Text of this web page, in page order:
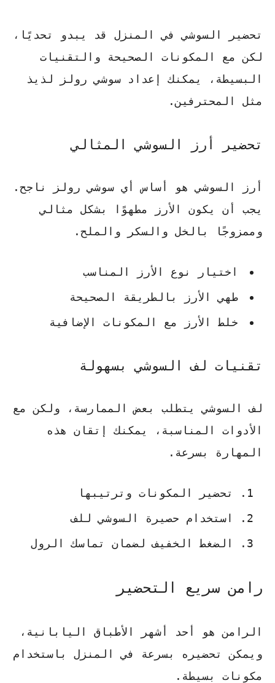
تحضير السوشي في المنزل قد يبدو تحديًا،
لكن مع المكونات الصحيحة والتقنيات
البسيطة، يمكنك إعداد سوشي رولز لذيذ
مثل المحترفين.
تحضير أرز السوشي المثالي
أرز السوشي هو أساس أي سوشي رولز ناجح.
يجب أن يكون الأرز مطهوًا بشكل مثالي
وممزوجًا بالخل والسكر والملح.
اختيار نوع الأرز المناسب
طهي الأرز بالطريقة الصحيحة
خلط الأرز مع المكونات الإضافية
تقنيات لف السوشي بسهولة
لف السوشي يتطلب بعض الممارسة، ولكن مع
الأدوات المناسبة، يمكنك إتقان هذه
المهارة بسرعة.
تحضير المكونات وترتيبها
استخدام حصيرة السوشي للف
الضغط الخفيف لضمان تماسك الرول
رامن سريع التحضير
الرامن هو أحد أشهر الأطباق اليابانية،
ويمكن تحضيره بسرعة في المنزل باستخدام
مكونات بسيطة.